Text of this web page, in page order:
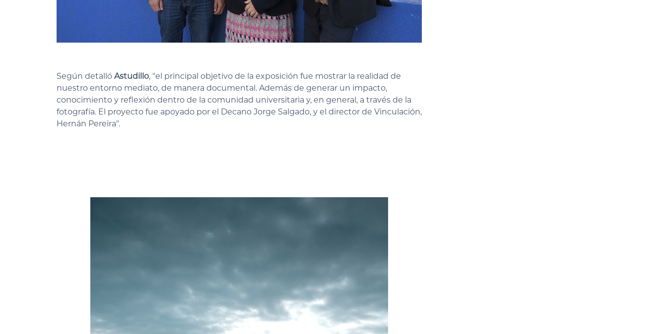
Según detalló Astudillo, "el principal objetivo de la exposición fue mostrar la realidad de
nuestro entorno mediato, de manera documental. Además de generar un impacto,
conocimiento y reflexión dentro de la comunidad universitaria y, en general, a través de la
fotografía. El proyecto fue apoyado por el Decano Jorge Salgado, y el director de Vinculación,
Hernán Pereira".